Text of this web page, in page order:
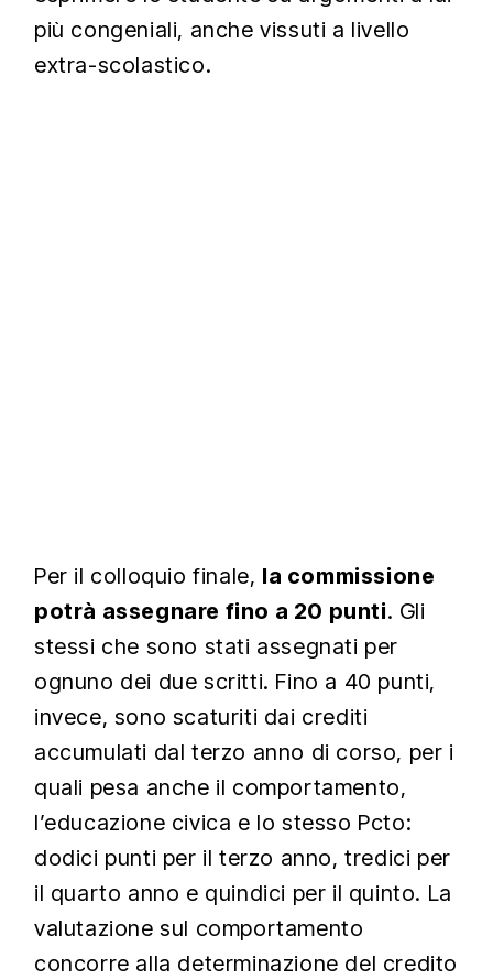
più congeniali, anche vissuti a livello
extra-scolastico.
Per il colloquio finale, la commissione
potrà assegnare fino a 20 punti. Gli
stessi che sono stati assegnati per
ognuno dei due scritti. Fino a 40 punti,
invece, sono scaturiti dai crediti
accumulati dal terzo anno di corso, per i
quali pesa anche il comportamento,
l’educazione civica e lo stesso Pcto:
dodici punti per il terzo anno, tredici per
il quarto anno e quindici per il quinto. La
valutazione sul comportamento
concorre alla determinazione del credito